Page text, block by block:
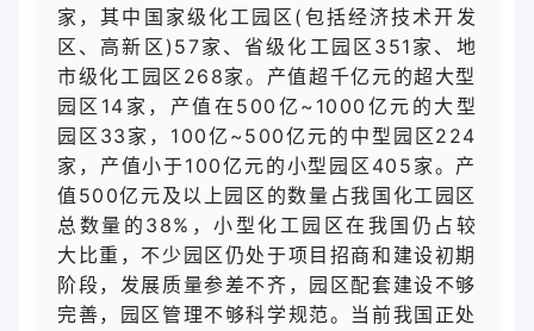
家，其中国家级化工园区(包括经济技术开发
区、高新区)57家、省级化工园区351家、地
市级化工园区268家。产值超千亿元的超大型
园区14家，产值在500亿~1000亿元的大型
园区33家，100亿~500亿元的中型园区224
家，产值小于100亿元的小型园区405家。产
值500亿元及以上园区的数量占我国化工园区
总数量的38%，小型化工园区在我国仍占较
大比重，不少园区仍处于项目招商和建设初期
阶段，发展质量参差不齐，园区配套建设不够
完善，园区管理不够科学规范。当前我国正处